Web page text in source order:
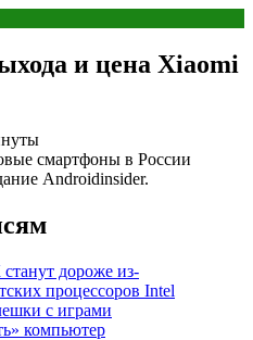
и цена Xiaomi
смартфоны в России
Androidinsider.
дороже из-
процессоров Intel
с играми
компьютер